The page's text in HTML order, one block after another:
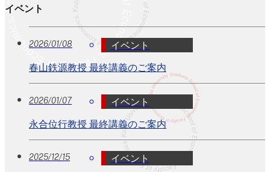
イベント
2026/01/08
イベント
春山鉄源教授 最終講義のご案内
2026/01/07
イベント
永合位行教授 最終講義のご案内
2025/12/15
イベント